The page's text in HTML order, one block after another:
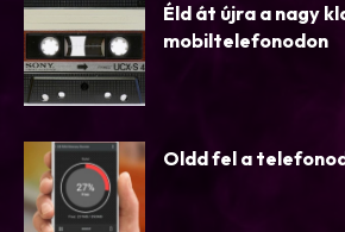
Éld át újra a nagy
mobiltelefonodon
Oldd fel a